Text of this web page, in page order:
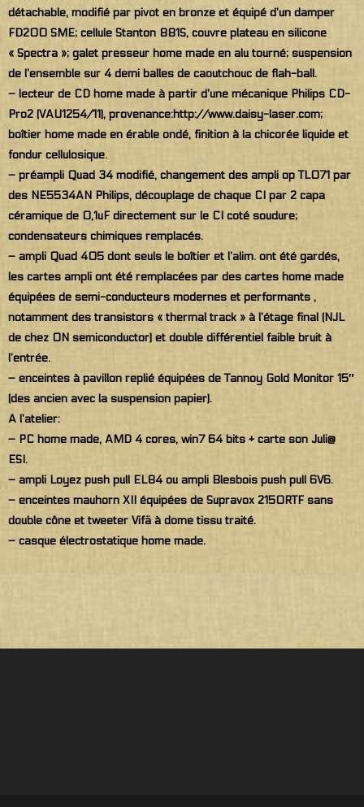
détachable, modifié par pivot en bronze et équipé d’un damper
FD200 SME; cellule Stanton 881S, couvre plateau en silicone
« Spectra »; galet presseur home made en alu tourné; suspension
de l’ensemble sur 4 demi balles de caoutchouc de flah-ball.
– lecteur de CD home made à partir d’une mécanique Philips CD-
Pro2 (VAU1254/11), provenance:http://www.daisy-laser.com;
boîtier home made en érable ondé, finition à la chicorée liquide et
fondur cellulosique.
– préampli Quad 34 modifié, changement des ampli op TL071 par
des NE5534AN Philips, découplage de chaque CI par 2 capa
céramique de 0,1uF directement sur le CI coté soudure;
condensateurs chimiques remplacés.
– ampli Quad 405 dont seuls le boîtier et l’alim. ont été gardés,
les cartes ampli ont été remplacées par des cartes home made
équipées de semi-conducteurs modernes et performants ,
notamment des transistors « thermal track » à l’étage final (NJL
de chez ON semiconductor) et double différentiel faible bruit à
l’entrée.
– enceintes à pavillon replié équipées de Tannoy Gold Monitor 15″
(des ancien avec la suspension papier).
A l’atelier:
– PC home made, AMD 4 cores, win7 64 bits + carte son Juli@
ESI.
– ampli Loyez push pull EL84 ou ampli Blesbois push pull 6V6.
– enceintes mauhorn XII équipées de Supravox 215ORTF sans
double cône et tweeter Vifä à dome tissu traité.
– casque électrostatique home made.